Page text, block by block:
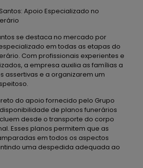
Apoio Especializado no
se destaca no mercado por
em todas as etapas do
Com profissionais experientes e
a empresa auxilia as famílias a
assertivas e a organizarem um
do apoio fornecido pelo Grupo
de planos funerários
desde o transporte do corpo
Esses planos permitem que as
em todos os aspectos
uma despedida adequada ao